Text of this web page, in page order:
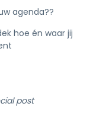
agenda??
hoe én waar jij
post